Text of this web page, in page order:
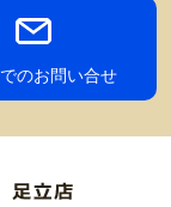
のお問い合せ